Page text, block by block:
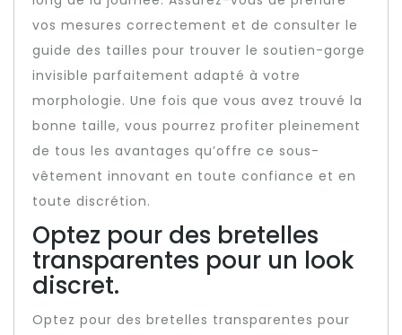
vos mesures correctement et de consulter le
guide des tailles pour trouver le soutien-gorge
invisible parfaitement adapté à votre
morphologie. Une fois que vous avez trouvé la
bonne taille, vous pourrez profiter pleinement
de tous les avantages qu’offre ce sous-
vêtement innovant en toute confiance et en
toute discrétion.
Optez pour des bretelles
transparentes pour un look
discret.
Optez pour des bretelles transparentes pour